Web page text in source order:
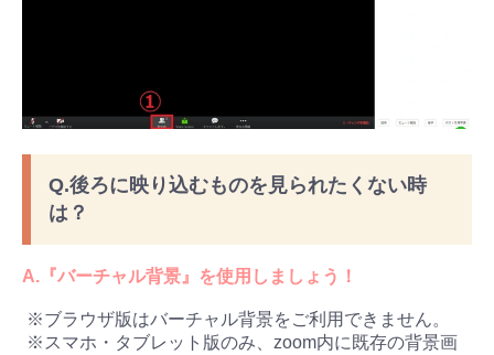
Q.後ろに映り込むものを見られたくない時
は？
A.『バーチャル背景』を使用しましょう！
※ブラウザ版はバーチャル背景をご利用できません。
※スマホ・タブレット版のみ、zoom内に既存の背景画